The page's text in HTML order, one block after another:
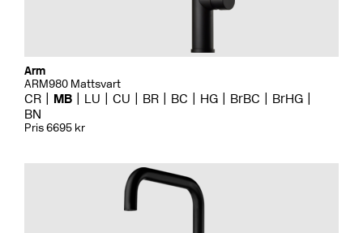
Arm
ARM980 Mattsvart
CR MB LU CU BR BC HG BrBC
BrHG
BN
Pris 6695 kr